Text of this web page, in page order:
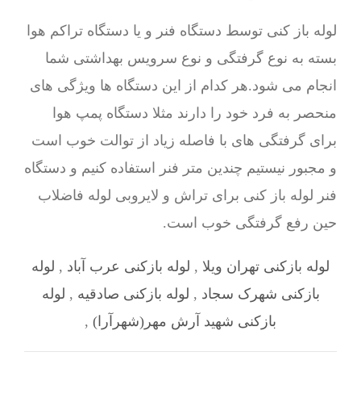
لوله باز کنی توسط دستگاه فنر و یا دستگاه تراکم هوا
بسته به نوع گرفتگی و نوع سرویس بهداشتی شما
انجام می شود.هر کدام از این دستگاه ها ویژگی های
منحصر به فرد خود را دارند مثلا دستگاه پمپ هوا
برای گرفتگی های با فاصله زیاد از توالت خوب است
و مجبور نیستیم چندین متر فنر استفاده کنیم و دستگاه
فنر لوله باز کنی برای تراش و لایروبی لوله فاضلاب
حین رفع گرفتگی خوب است.
لوله بازکنی تهران ویلا , لوله بازکنی عرب‌ آباد , لوله
بازکنی شهرک سجاد , لوله بازکنی صادقيه , لوله
بازکنی شهيد آرش مهر(شهرآرا) ,